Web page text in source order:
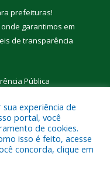
prefeituras!
garantimos em
de transparência
Pública
Municipal de Cumaru do
experiência de
portal, você
de cookies.
isso é feito, acesse
concorda, clique em